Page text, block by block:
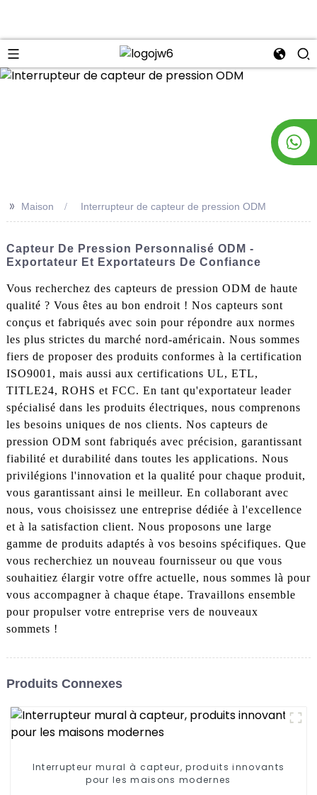
>> Maison Interrupteur de capteur de pression ODM
Capteur De Pression Personnalisé ODM -
Exportateur Et Exportateurs De Confiance
Vous recherchez des capteurs de pression ODM de haute
qualité ? Vous êtes au bon endroit ! Nos capteurs sont
conçus et fabriqués avec soin pour répondre aux normes
les plus strictes du marché nord-américain. Nous sommes
fiers de proposer des produits conformes à la certification
ISO9001, mais aussi aux certifications UL, ETL,
TITLE24, ROHS et FCC. En tant qu'exportateur leader
spécialisé dans les produits électriques, nous comprenons
les besoins uniques de nos clients. Nos capteurs de
pression ODM sont fabriqués avec précision, garantissant
fiabilité et durabilité dans toutes les applications. Nous
privilégions l'innovation et la qualité pour chaque produit,
vous garantissant ainsi le meilleur. En collaborant avec
nous, vous choisissez une entreprise dédiée à l'excellence
et à la satisfaction client. Nous proposons une large
gamme de produits adaptés à vos besoins spécifiques. Que
vous recherchiez un nouveau fournisseur ou que vous
souhaitiez élargir votre offre actuelle, nous sommes là pour
vous accompagner à chaque étape. Travaillons ensemble
pour propulser votre entreprise vers de nouveaux
sommets !
Produits Connexes
Interrupteur mural à capteur, produits innovants
pour les maisons modernes